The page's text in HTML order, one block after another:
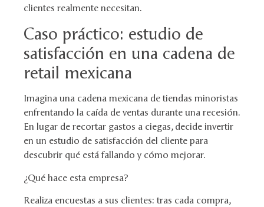
clientes realmente necesitan.
Caso práctico: estudio de
satisfacción en una cadena de
retail mexicana
Imagina una cadena mexicana de tiendas minoristas
enfrentando la caída de ventas durante una recesión.
En lugar de recortar gastos a ciegas, decide invertir
en un estudio de satisfacción del cliente para
descubrir qué está fallando y cómo mejorar.
¿Qué hace esta empresa?
Realiza encuestas a sus clientes: tras cada compra,